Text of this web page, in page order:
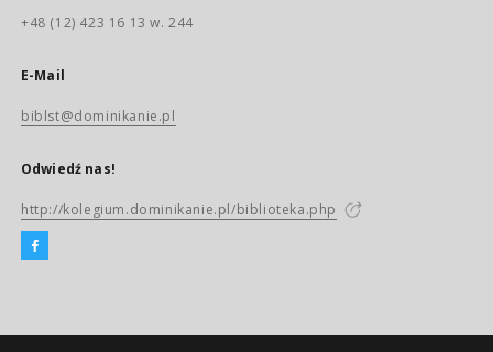
+48 (12) 423 16 13 w. 244
E-Mail
biblst@dominikanie.pl
Odwiedź nas!
http://kolegium.dominikanie.pl/biblioteka.php